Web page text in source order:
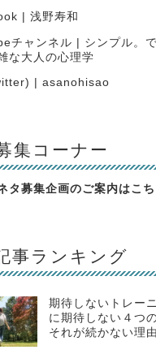
| 浅野寿和
チャンネル | シンプル。
な大人の心理学
| asanohisao
集コーナー
タ募集企画のご案内はこ
事ランキング
期待しないトレー
に期待しない４つ
それが続かない理由